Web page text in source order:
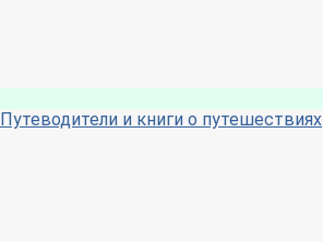
Путеводители и книги о путешествиях